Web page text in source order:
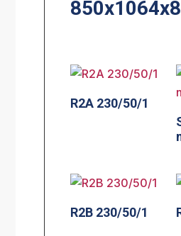
R2A 230/50/1
R2B 230/50/1